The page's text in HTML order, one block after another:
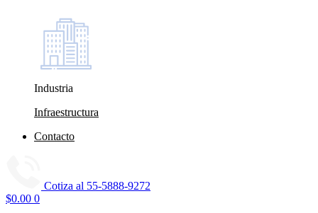
Industria
Infraestructura
Contacto
Cotiza al 55-5888-9272
$0.00 0